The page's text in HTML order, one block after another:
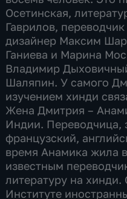
Осетинская,
Гаврилов,
дизайнер Максим
Ганиева и Марина
Владимир
Шаляпин. У самого
изучением хинди
Жена Дмитрия –
Индии. Переводчица,
французский,
время Анамика жила
известным
литературу на
Институте